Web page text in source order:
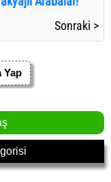
Sonraki >
Yap